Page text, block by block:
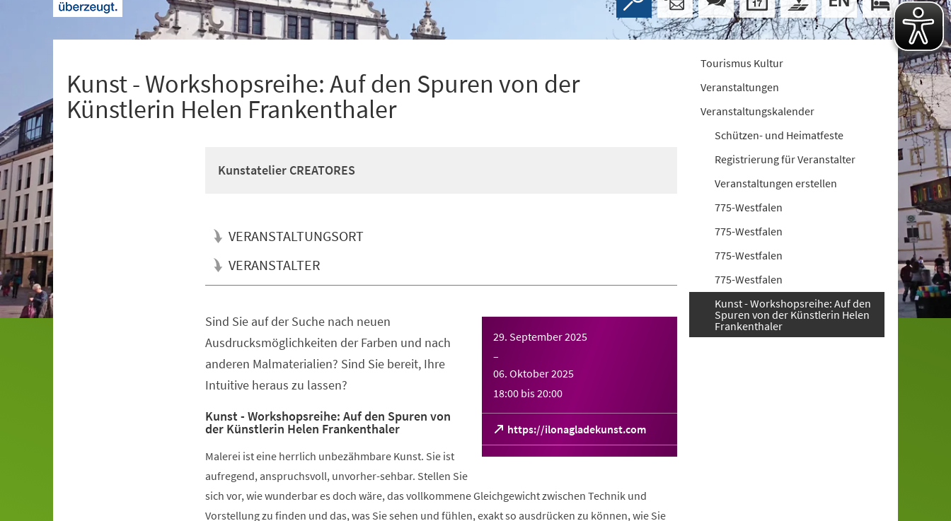
Kunst - Workshopsreihe: Auf den Spuren von der
Künstlerin Helen Frankenthaler
Kunstatelier CREATORES
VERANSTALTUNGSORT
VERANSTALTER
29. September 2025
–
06. Oktober 2025
18:00 bis20:00
https://ilonagladekunst.com
(Öffnet
in
einem
Sind Sie auf der Suche nach neuen
Ausdrucksmöglichkeiten der Farben und nach
anderen Malmaterialien? Sind Sie bereit, Ihre
Intuitive heraus zu lassen?
Kunst - Workshopsreihe: Auf den Spuren von
der Künstlerin Helen Frankenthaler
Malerei ist eine herrlich unbezähmbare Kunst. Sie ist
aufregend, anspruchsvoll, unvorher-sehbar. Stellen Sie
sich vor, wie wunderbar es doch wäre, das vollkommene Gleichgewicht zwischen Technik und
Vorstellung zu finden und das, was Sie sehen und fühlen, exakt so ausdrücken zu können, wie Sie
Tourismus Kultur
Veranstaltungen
Veranstaltungskalender
Schützen- und Heimatfeste
Registrierung für Veranstalter
Veranstaltungen erstellen
775-Westfalen
775-Westfalen
775-Westfalen
775-Westfalen
Kunst - Workshopsreihe: Auf den
Spuren von der Künstlerin Helen
Frankenthaler